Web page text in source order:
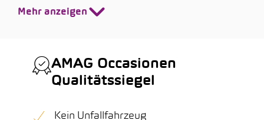
Mehr anzeigen
AMAG Occasionen
Qualitätssiegel
Kein Unfallfahrzeug